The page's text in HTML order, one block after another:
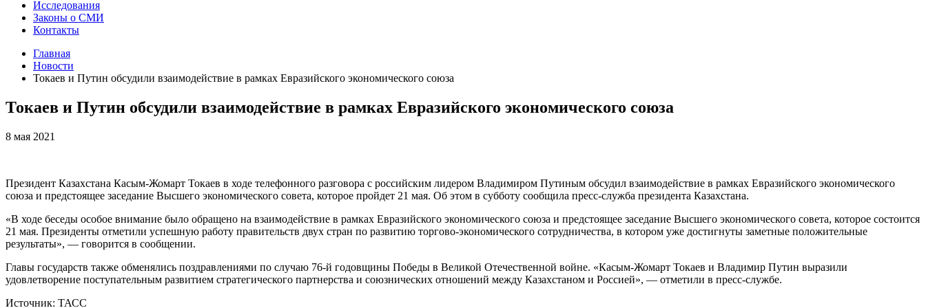
Исследования
Законы о СМИ
Контакты
Главная
Новости
Токаев и Путин обсудили взаимодействие в рамках Евразийского экономического союза
Токаев и Путин обсудили взаимодействие в рамках Евразийского экономического союза
8 мая 2021
Президент Казахстана Касым-Жомарт Токаев в ходе телефонного разговора с российским лидером Владимиром Путиным обсудил взаимодействие в рамках Евразийского экономического
союза и предстоящее заседание Высшего экономического совета, которое пройдет 21 мая. Об этом в субботу сообщила пресс-служба президента Казахстана.
«В ходе беседы особое внимание было обращено на взаимодействие в рамках Евразийского экономического союза и предстоящее заседание Высшего экономического совета, которое состоится
21 мая. Президенты отметили успешную работу правительств двух стран по развитию торгово-экономического сотрудничества, в котором уже достигнуты заметные положительные
результаты», — говорится в сообщении.
Главы государств также обменялись поздравлениями по случаю 76-й годовщины Победы в Великой Отечественной войне. «Касым-Жомарт Токаев и Владимир Путин выразили
удовлетворение поступательным развитием стратегического партнерства и союзнических отношений между Казахстаном и Россией», — отметили в пресс-службе.
Источник: ТАСС